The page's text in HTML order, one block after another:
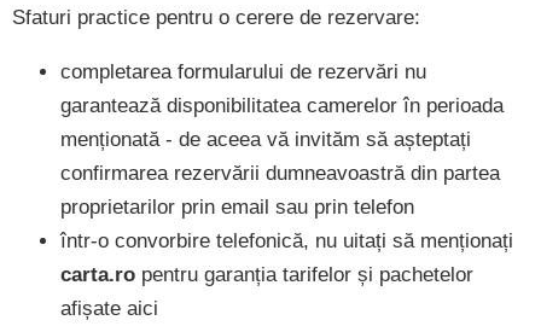
Sfaturi practice pentru o cerere de rezervare:
completarea formularului de rezervări nu
garantează disponibilitatea camerelor în perioada
menționată - de aceea vă invităm să așteptați
confirmarea rezervării dumneavoastră din partea
proprietarilor prin email sau prin telefon
într-o convorbire telefonică, nu uitați să menționați
carta.ro pentru garanția tarifelor și pachetelor
afișate aici